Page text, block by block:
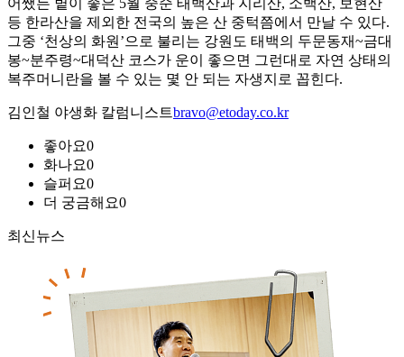
어쨌든 볕이 좋은 5월 중순 태백산과 지리산, 소백산, 보현산
등 한라산을 제외한 전국의 높은 산 중턱쯤에서 만날 수 있다.
그중 ‘천상의 화원’으로 불리는 강원도 태백의 두문동재~금대
봉~분주령~대덕산 코스가 운이 좋으면 그런대로 자연 상태의
복주머니란을 볼 수 있는 몇 안 되는 자생지로 꼽힌다.
김인철 야생화 칼럼니스트bravo@etoday.co.kr
좋아요0
화나요0
슬퍼요0
더 궁금해요0
최신뉴스